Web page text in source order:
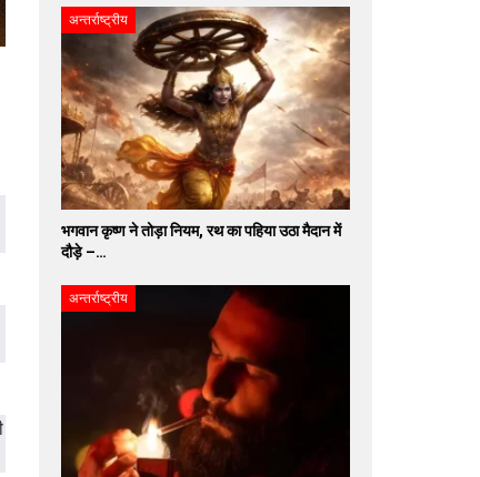
अन्तर्राष्ट्रीय
भगवान कृष्ण ने तोड़ा नियम, रथ का पहिया उठा मैदान में
दौड़े –…
अन्तर्राष्ट्रीय